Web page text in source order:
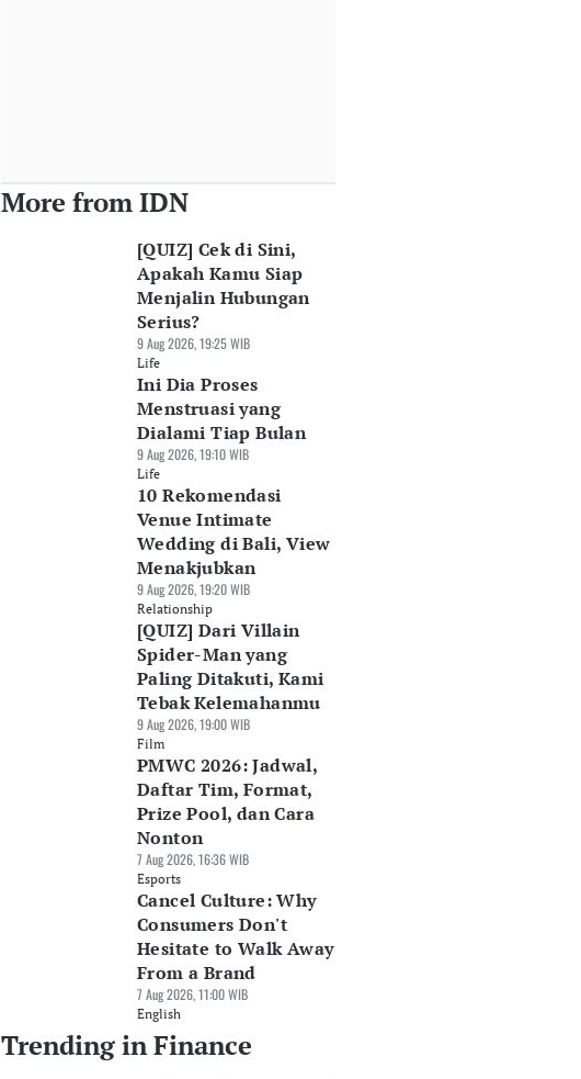
More from IDN
[QUIZ] Cek di Sini,
Apakah Kamu Siap
Menjalin Hubungan
Serius?
9 Aug 2026, 19:25 WIB
Life
Ini Dia Proses
Menstruasi yang
Dialami Tiap Bulan
9 Aug 2026, 19:10 WIB
Life
10 Rekomendasi
Venue Intimate
Wedding di Bali, View
Menakjubkan
9 Aug 2026, 19:20 WIB
Relationship
[QUIZ] Dari Villain
Spider-Man yang
Paling Ditakuti, Kami
Tebak Kelemahanmu
9 Aug 2026, 19:00 WIB
Film
PMWC 2026: Jadwal,
Daftar Tim, Format,
Prize Pool, dan Cara
Nonton
7 Aug 2026, 16:36 WIB
Esports
Cancel Culture: Why
Consumers Don't
Hesitate to Walk Away
From a Brand
7 Aug 2026, 11:00 WIB
English
Trending in Finance